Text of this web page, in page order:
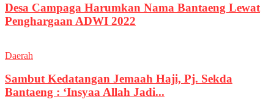
Desa Campaga Harumkan Nama Bantaeng Lewat
Penghargaan ADWI 2022
Daerah
Sambut Kedatangan Jemaah Haji, Pj. Sekda
Bantaeng : ‘Insyaa Allah Jadi...